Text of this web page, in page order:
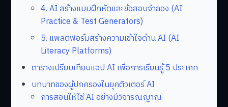
4. AI สร้างแบบฝึกหัดและข้อสอบจำลอง (AI
Practice & Test Generators)
5. แพลตฟอร์มสร้างความเข้าใจด้าน AI (AI
Literacy Platforms)
ตารางเปรียบเทียบแอป AI เพื่อการเรียนรู้ 5 ประเภท
บทบาทของผู้ปกครองในยุคติวเตอร์ AI
การสอนให้ใช้ AI อย่างมีวิจารณญาณ